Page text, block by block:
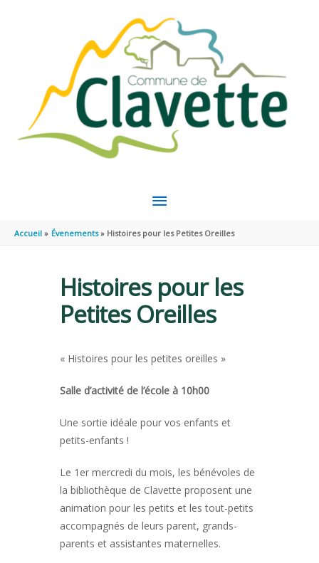
MENU
PRINCIPAL
Accueil Évenements Histoires pour les Petites Oreilles
Histoires pour les
Petites Oreilles
« Histoires pour les petites oreilles »
Salle d’activité de l’école à 10h00
Une sortie idéale pour vos enfants et
petits-enfants !
Le 1er mercredi du mois, les bénévoles de
la bibliothèque de Clavette proposent une
animation pour les petits et les tout-petits
accompagnés de leurs parent, grands-
parents et assistantes maternelles.